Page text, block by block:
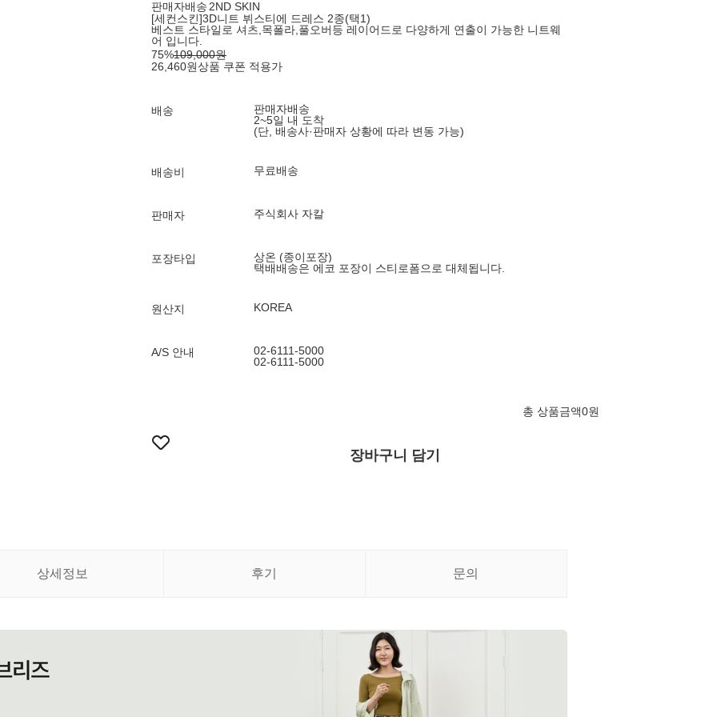
판매자배송 2ND SKIN
[세컨스킨]3D니트 뷔스티에 드레스 2종(택1)
베스트 스타일로 셔츠,목폴라,풀오버등 레이어드로 다양하게 연출이 가능한 니트웨
어 입니다.
75%109,000원
26,460원상품 쿠폰 적용가
배송
판매자배송
2~5일 내 도착
(단, 배송사·판매자 상황에 따라 변동 가능)
배송비 무료배송
판매자 주식회사 자칼
포장타입
상온 (종이포장)
택배배송은 에코 포장이 스티로폼으로 대체됩니다.
원산지 KOREA
A/S 안내
02-6111-5000
02-6111-5000
총 상품금액0원
장바구니 담기
상세정보 후기 문의